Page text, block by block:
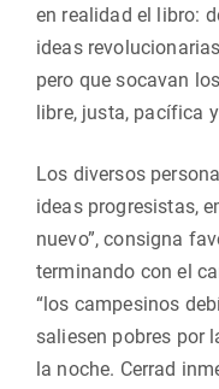
en realidad el libro:
ideas
pero que socavan
libre, justa, pacífica
Los diversos
ideas progresistas,
nuevo”, consigna
terminando con el
“los campesinos
saliesen pobres por
la noche. Cerrad